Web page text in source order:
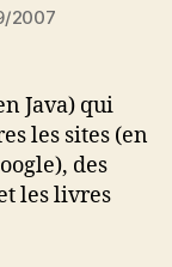
2007
Java) qui
les sites (en
des
les livres